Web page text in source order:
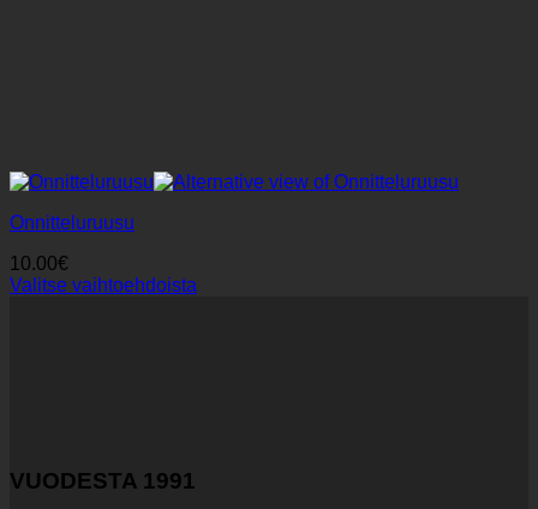
Onnitteluruusu
10.00€
Valitse vaihtoehdoista
tuotteen
VUODESTA 1991